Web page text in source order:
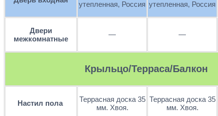
утепленная, Россия утепленная, Россия
Двери
межкомнатные
— —
Крыльцо/Терраса/Балкон
Настил пола
Террасная доска 35
мм. Хвоя.
Террасная доска 35
мм. Хвоя.